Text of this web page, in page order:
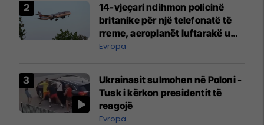
14-vjeçari ndihmon policinë
britanike për një telefonatë të
rreme, aeroplanët luftarakë u
ngritën në ajër për të
Mançesterit
Evropa
Ukrainasit sulmohen në Poloni -
Tusk i kërkon presidentit të
reagojë
Evropa